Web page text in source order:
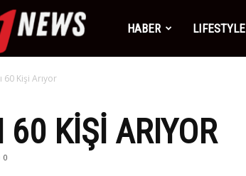
Number1HABER LIFESTYLE
60 Kişi Arıyor
KIŞI ARIYOR
0